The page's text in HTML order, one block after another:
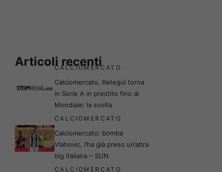
Articoli recenti
CALCIOMERCATO
Calciomercato, Retegui torna
in Serie A in prestito fino al
Mondiale: la svolta
CALCIOMERCATO
Calciomercato: bomba
Vlahovic, l’ha già preso un’altra
big italiana – SUN
CALCIOMERCATO